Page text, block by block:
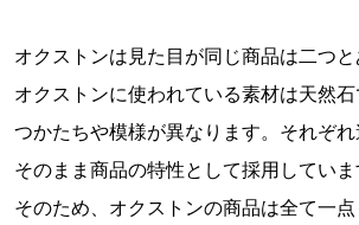
オクストンは見た目が同じ商品は二つと
オクストンに使われている素材は天然
つかたちや模様が異なります。それぞ
そのまま商品の特性として採用していま
そのため、オクストンの商品は全て一点